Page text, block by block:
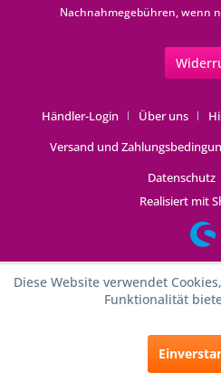
Nachnahmegebühren, wenn
Händler-Login Über uns
Versand und
Datenschutz
Realisiert mit
Diese Website verwendet
Funktionalität